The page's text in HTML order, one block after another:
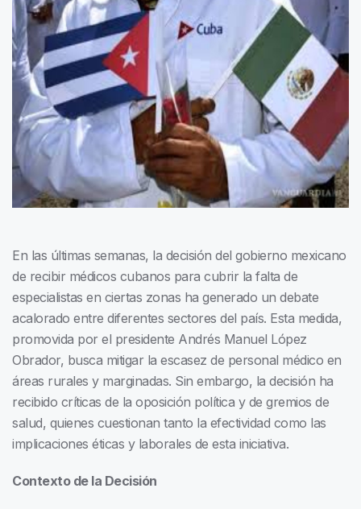
En las últimas semanas, la decisión del gobierno mexicano
de recibir médicos cubanos para cubrir la falta de
especialistas en ciertas zonas ha generado un debate
acalorado entre diferentes sectores del país. Esta medida,
promovida por el presidente Andrés Manuel López
Obrador, busca mitigar la escasez de personal médico en
áreas rurales y marginadas. Sin embargo, la decisión ha
recibido críticas de la oposición política y de gremios de
salud, quienes cuestionan tanto la efectividad como las
implicaciones éticas y laborales de esta iniciativa.
Contexto de la Decisión